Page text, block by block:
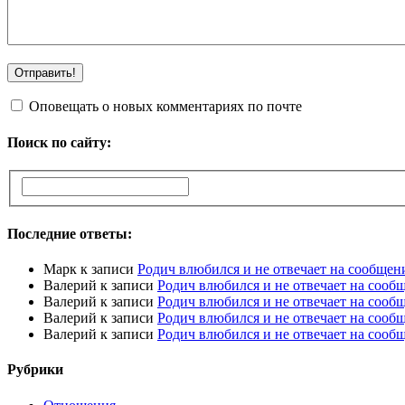
Оповещать о новых комментариях по почте
Поиск по сайту:
Последние ответы:
Марк к записи Родич влюбился и не отвечает на
Валерий к записи Родич влюбился и не отвечает на
Валерий к записи Родич влюбился и не отвечает на
Валерий к записи Родич влюбился и не отвечает на
Валерий к записи Родич влюбился и не отвечает на
Рубрики